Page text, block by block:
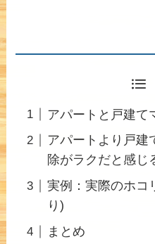
アパートと戸建て
アパートより戸建
除がラクだと感じ
実例：実際のホコ
り)
まとめ